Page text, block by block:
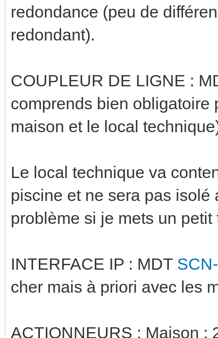
redondance (peu de
redondant).
COUPLEUR DE LIGNE :
comprends bien obligatoire
maison et le local
Le local technique va
piscine et ne sera pas
problème si je mets un
INTERFACE IP : MDT
cher mais à priori avec les
ACTIONNEURS : Maison :